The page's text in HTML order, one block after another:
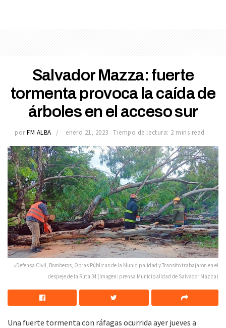
Salvador Mazza: fuerte
tormenta provoca la caída de
árboles en el acceso sur
por FM ALBA enero 21, 2023 Tiempo de lectura: 2 mins read
»Defensa Civil, Bomberos, Obras Públicas de la Municipalidad y Transito trabajaron en el
despeje de la Ruta 34 (Imagen: prensa Municipalidad de Salvador Mazza)
Una fuerte tormenta con ráfagas ocurrida ayer jueves a